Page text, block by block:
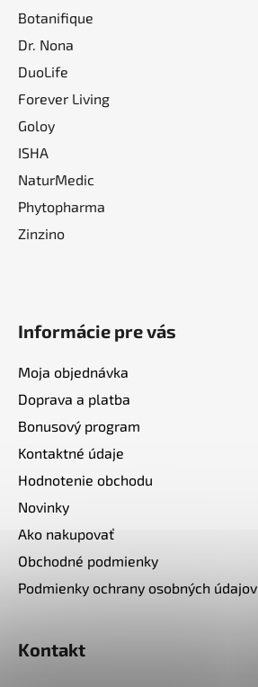
Botanifique
Dr. Nona
DuoLife
Forever Living
Goloy
ISHA
NaturMedic
Phytopharma
Zinzino
Informácie pre vás
Moja objednávka
Doprava a platba
Bonusový program
Kontaktné údaje
Hodnotenie obchodu
Novinky
Ako nakupovať
Obchodné podmienky
Podmienky ochrany osobných údajov
Kontakt